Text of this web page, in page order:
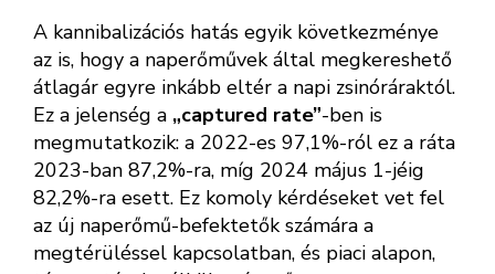
A kannibalizációs hatás egyik következménye
az is, hogy a naperőművek által megkereshető
átlagár egyre inkább eltér a napi zsinóráraktól.
Ez a jelenség a „captured rate”-ben is
megmutatkozik: a 2022-es 97,1%-ról ez a ráta
2023-ban 87,2%-ra, míg 2024 május 1-jéig
82,2%-ra esett. Ez komoly kérdéseket vet fel
az új naperőmű-befektetők számára a
megtérüléssel kapcsolatban, és piaci alapon,